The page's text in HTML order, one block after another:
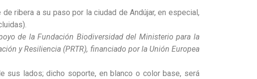
ribera a su paso por la ciudad de Andújar, en especial,
de la Fundación Biodiversidad del Ministerio para la
y Resiliencia (PRTR), financiado por la Unión Europea
sus lados; dicho soporte, en blanco o color base, será